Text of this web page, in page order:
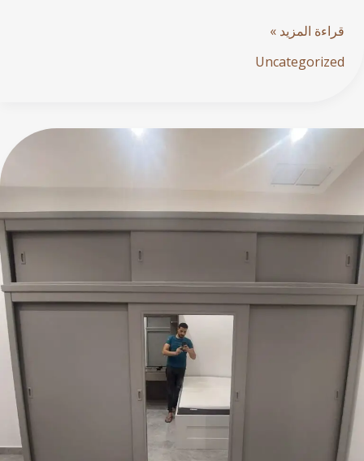
قراءة المزيد »
Uncategorized
التنفيذ
وجودة
في
صناعة
الخشب